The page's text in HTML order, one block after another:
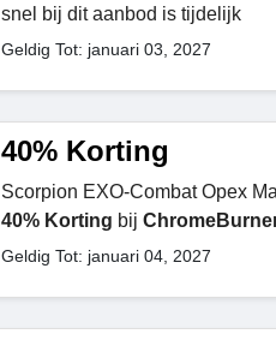
snel bij dit aanbod is tijdelijk
Geldig Tot: januari 03, 2027
40% Korting
Scorpion EXO-Combat Opex
40% Korting bij
Geldig Tot: januari 04, 2027